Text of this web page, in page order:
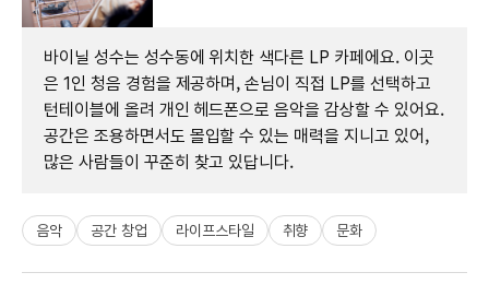
바이닐 성수는 성수동에 위치한 색다른 LP 카페에요. 이곳
은 1인 청음 경험을 제공하며, 손님이 직접 LP를 선택하고
턴테이블에 올려 개인 헤드폰으로 음악을 감상할 수 있어요.
공간은 조용하면서도 몰입할 수 있는 매력을 지니고 있어,
많은 사람들이 꾸준히 찾고 있답니다.
음악 공간 창업 라이프스타일 취향 문화